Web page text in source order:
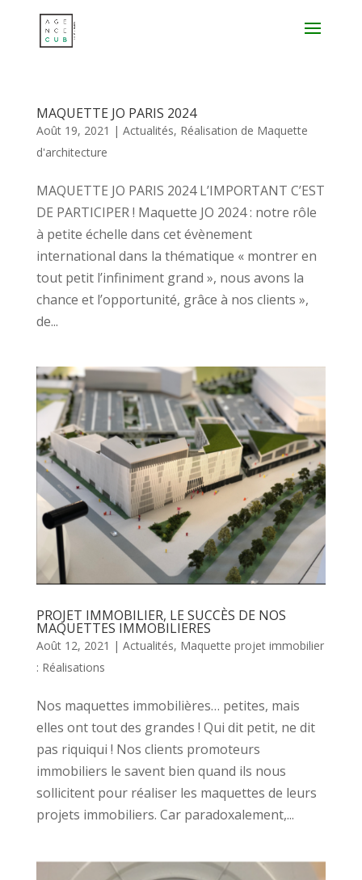
MAQUETTE JO PARIS 2024
Août 19, 2021 | Actualités, Réalisation de Maquette
d'architecture
MAQUETTE JO PARIS 2024 L’IMPORTANT C’EST
DE PARTICIPER ! Maquette JO 2024 : notre rôle
à petite échelle dans cet évènement
international dans la thématique « montrer en
tout petit l’infiniment grand », nous avons la
chance et l’opportunité, grâce à nos clients »,
de...
PROJET IMMOBILIER, LE SUCCÈS DE NOS
MAQUETTES IMMOBILIERES
Août 12, 2021 | Actualités, Maquette projet immobilier
: Réalisations
Nos maquettes immobilières… petites, mais
elles ont tout des grandes ! Qui dit petit, ne dit
pas riquiqui ! Nos clients promoteurs
immobiliers le savent bien quand ils nous
sollicitent pour réaliser les maquettes de leurs
projets immobiliers. Car paradoxalement,...